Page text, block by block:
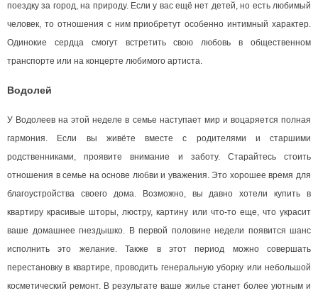
поездку за город, на природу. Если у вас ещё нет детей, но есть любимый
человек, то отношения с ним приобретут особенно интимный характер.
Одинокие сердца смогут встретить свою любовь в общественном
транспорте или на концерте любимого артиста.
Водолей
У Водолеев на этой неделе в семье наступает мир и воцаряется полная
гармония. Если вы живёте вместе с родителями и старшими
родственниками, проявите внимание и заботу. Старайтесь стоить
отношения в семье на основе любви и уважения. Это хорошее время для
благоустройства своего дома. Возможно, вы давно хотели купить в
квартиру красивые шторы, люстру, картину или что-то еще, что украсит
ваше домашнее гнездышко. В первой половине недели появится шанс
исполнить это желание. Также в этот период можно совершать
перестановку в квартире, проводить генеральную уборку или небольшой
косметический ремонт. В результате ваше жилье станет более уютным и